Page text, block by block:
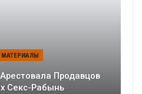
Продавцов
Секс-Рабынь